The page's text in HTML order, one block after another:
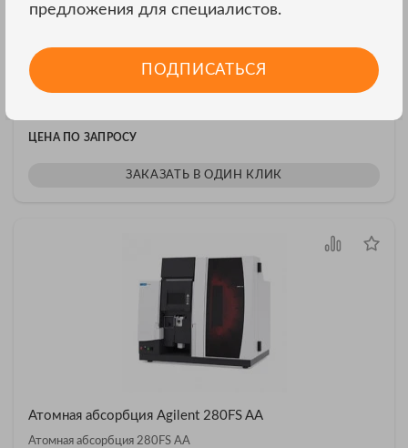
Атомная абсорбция Agilent 240 AA
ЦЕНА ПО ЗАПРОСУ
ЗАКАЗАТЬ В ОДИН КЛИК
Атомная абсорбция Agilent 280FS AA
Атомная абсорбция 280FS AA
предложения для специалистов.
ПОДПИСАТЬСЯ